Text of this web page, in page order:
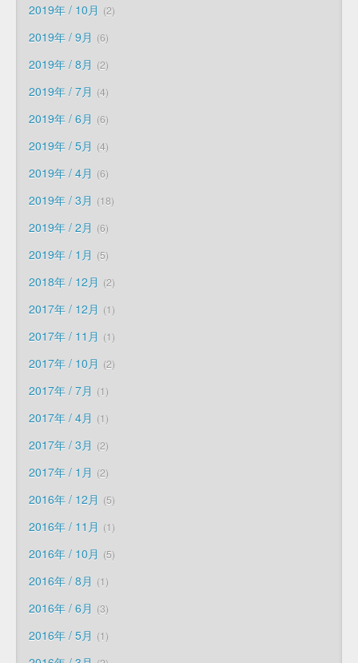
2019年 / 10月 2
2019年 / 9月 6
2019年 / 8月 2
2019年 / 7月 4
2019年 / 6月 6
2019年 / 5月 4
2019年 / 4月 6
2019年 / 3月 18
2019年 / 2月 6
2019年 / 1月 5
2018年 / 12月 2
2017年 / 12月 1
2017年 / 11月 1
2017年 / 10月 2
2017年 / 7月 1
2017年 / 4月 1
2017年 / 3月 2
2017年 / 1月 2
2016年 / 12月 5
2016年 / 11月 1
2016年 / 10月 5
2016年 / 8月 1
2016年 / 6月 3
2016年 / 5月 1